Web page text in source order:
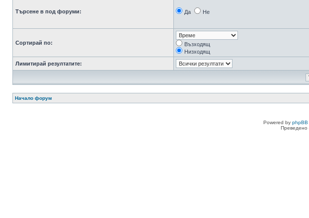
Търсене в под форуми: Да Не
Сортирай по:
Възходящ
Низходящ
Лимитирай резултатите:
Начало форум
Powered by phpBB
Преведено